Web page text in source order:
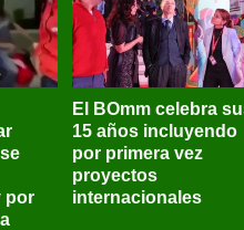
por
El BOmm celebra
15 años incluyendo
por primera vez
proyectos
internacionales